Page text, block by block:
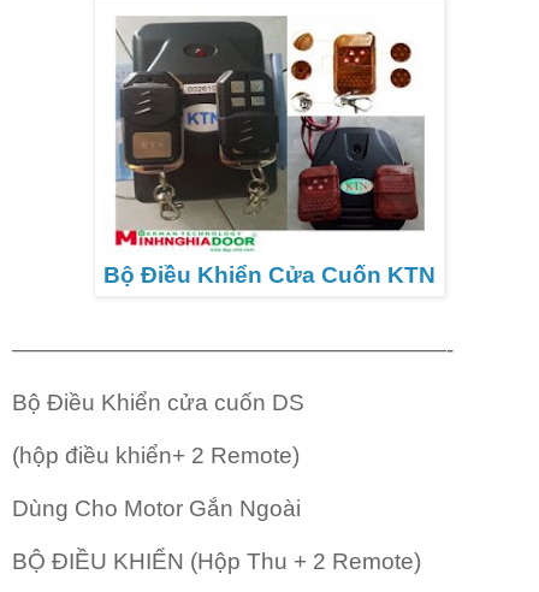
Bộ Điều Khiển Cửa Cuốn KTN
———————————————————-
Bộ Điều Khiển cửa cuốn DS
(hộp điều khiển+ 2 Remote)
Dùng Cho Motor Gắn Ngoài
BỘ ĐIỀU KHIỂN (Hộp Thu + 2 Remote)